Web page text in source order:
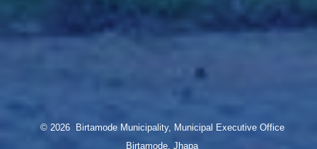
© 2026 Birtamode Municipality, Municipal Executive Office
Birtamode, Jhapa